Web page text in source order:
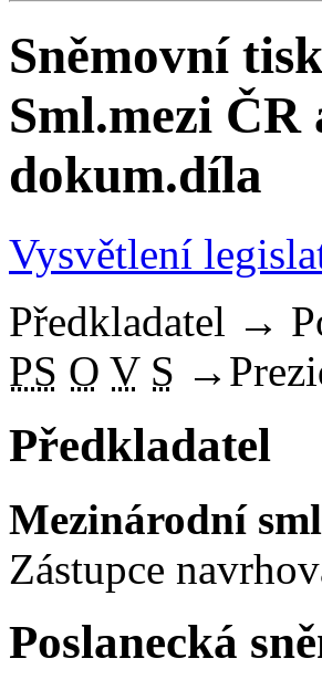
Sněmovní tisk
Sml.mezi
dokum.díla
Vysvětlení
Předkladatel →
PS O V S →
Předkladatel
Mezinárodní
Zástupce
Poslanecká